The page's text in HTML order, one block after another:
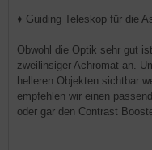
♦ Guiding Teleskop für die
Obwohl die Optik sehr gut
zweilinsiger Achromat an.
helleren Objekten sichtbar
empfehlen wir einen
oder gar den Contrast